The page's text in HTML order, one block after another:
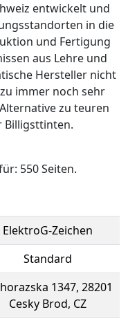
entwickelt und
in die
und Fertigung
aus Lehre und
Hersteller nicht
immer noch sehr
zu teuren
Billigsttinten.
550 Seiten.
ElektroG-Zeichen
Standard
1347, 28201
Cesky Brod, CZ